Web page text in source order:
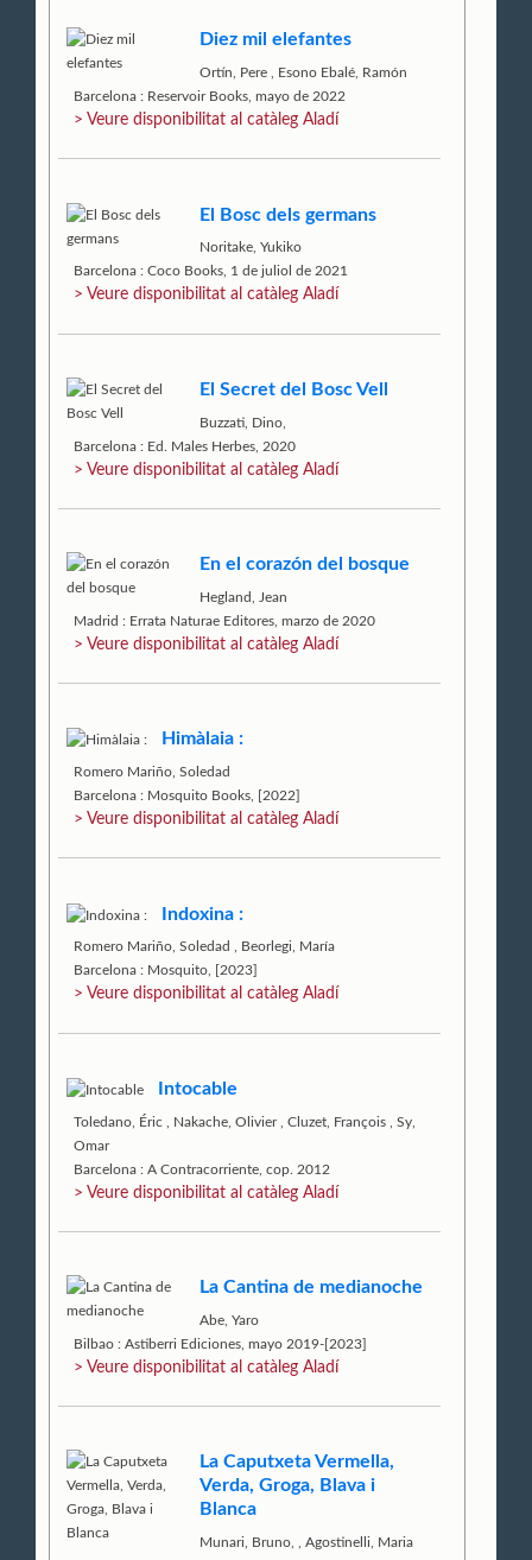
Diez mil elefantes
Ortín, Pere
Esono Ebalé, Ramón
Barcelona : Reservoir Books, mayo de 2022
> Veure disponibilitat al catàleg Aladí
El Bosc dels germans
Noritake, Yukiko
Barcelona : Coco Books, 1 de juliol de 2021
> Veure disponibilitat al catàleg Aladí
El Secret del Bosc Vell
Buzzati, Dino,
Barcelona : Ed. Males Herbes, 2020
> Veure disponibilitat al catàleg Aladí
En el corazón del bosque
Hegland, Jean
Madrid : Errata Naturae Editores, marzo de 2020
> Veure disponibilitat al catàleg Aladí
Himàlaia :
Romero Mariño, Soledad
Barcelona : Mosquito Books, [2022]
> Veure disponibilitat al catàleg Aladí
Indoxina :
Romero Mariño, Soledad , Beorlegi, María
Barcelona : Mosquito, [2023]
> Veure disponibilitat al catàleg Aladí
Intocable
Toledano, Éric Nakache, Olivier ,Cluzet, François ,Sy,
Omar
Barcelona : A Contracorriente, cop. 2012
> Veure disponibilitat al catàleg Aladí
La Cantina de medianoche
Abe, Yaro
Bilbao : Astiberri Ediciones, mayo 2019-[2023]
> Veure disponibilitat al catàleg Aladí
La Caputxeta Vermella,
Verda, Groga, Blava i
Blanca
Munari, Bruno, ,Agostinelli, Maria